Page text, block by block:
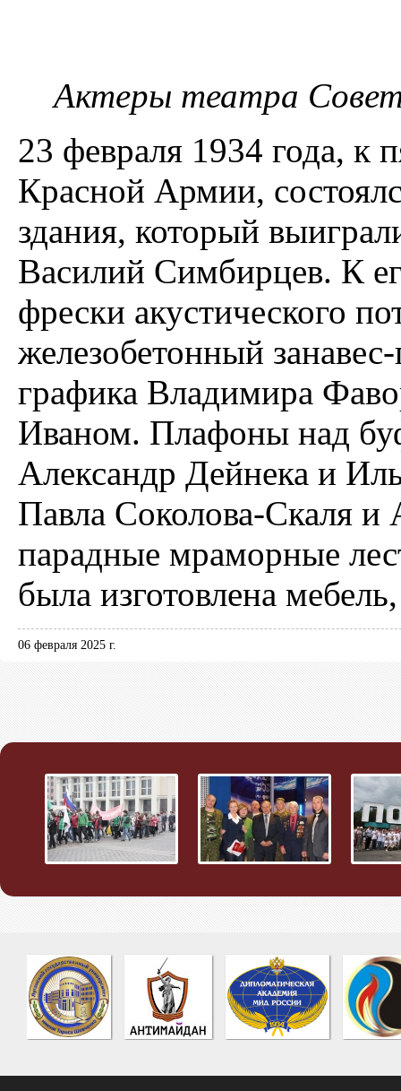
Актеры театра
23 февраля 1934 года, к
Красной Армии,
здания, который
Василий Симбирцев. К
фрески акустического
железобетонный
графика Владимира
Иваном. Плафоны над
Александр Дейнека и
Павла Соколова-Скаля и
парадные мраморные
была изготовлена
06 февраля 2025 г.